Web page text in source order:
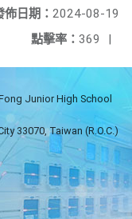
佈日期： 2024-08-19
點擊率： 369 |
Junior High School
33070, Taiwan (R.O.C.)